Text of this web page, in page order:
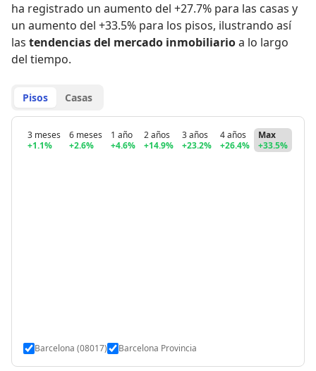
ha registrado un aumento del +27.7% para las casas y
un aumento del +33.5% para los pisos, ilustrando así
las tendencias del mercado inmobiliarioa lo largo
del tiempo.
Pisos Casas
3 meses
+1.1%
6 meses
+2.6%
1 año
+4.6%
2 años
+14.9%
3 años
+23.2%
4 años
+26.4%
Max
+33.5%
Barcelona (08017) Barcelona Provincia